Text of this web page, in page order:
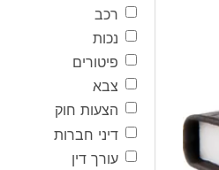
רכב
נכות
פיטורים
צבא
הצעות חוק
דיני חברות
עורך דין